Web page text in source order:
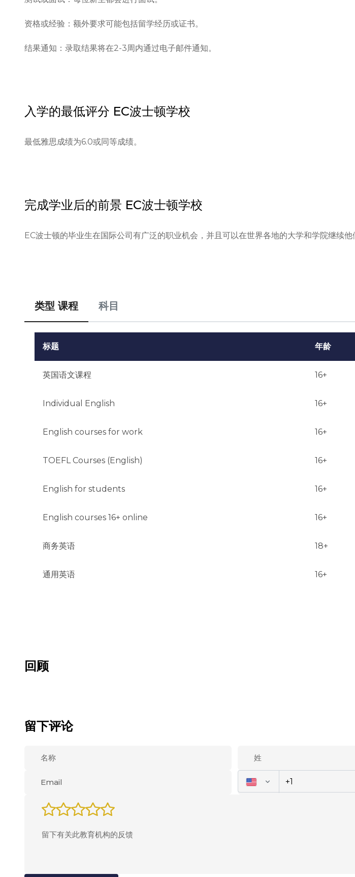
资格或经验：额外要求可能包括留学经历或证书。
结果通知：录取结果将在2-3周内通过电子邮件通知。
入学的最低评分 EC波士顿学校
最低雅思成绩为6.0或同等成绩。
完成学业后的前景 EC波士顿学校
EC波士顿的毕业生在国际公司有广泛的职业机会，并且可以在世界各地的大学和学院继续他
类型 课程 科目
标题 年龄
英国语文课程 16+
Individual English 16+
English courses for work 16+
TOEFL Courses (English) 16+
English for students 16+
English courses 16+ online 16+
商务英语 18+
通用英语 16+
回顾
留下评论